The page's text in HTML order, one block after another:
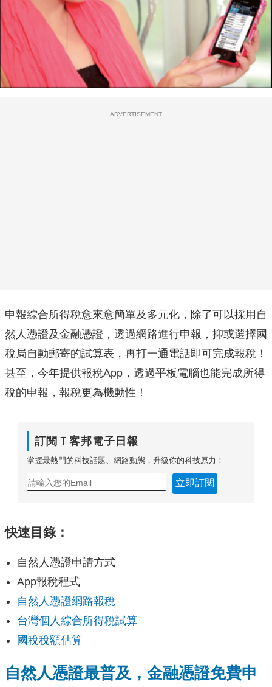
ADVERTISEMENT
申報綜合所得稅愈來愈簡單及多元化，除了可以採用自
然人憑證及金融憑證，透過網路進行申報，抑或選擇國
稅局自動郵寄的試算表，再打一通電話即可完成報稅！
甚至，今年提供報稅App，透過平板電腦也能完成所得
稅的申報，報稅更為機動性！
訂閱Ｔ客邦電子日報
掌握最熱門的科技話題、網路動態，升級你的科技原力！
立即訂閱
快速目錄：
自然人憑證申請方式
App報稅程式
自然人憑證網路報稅
台灣個人綜合所得稅試算
國稅稅額估算
自然人憑證最普及，金融憑證免費申